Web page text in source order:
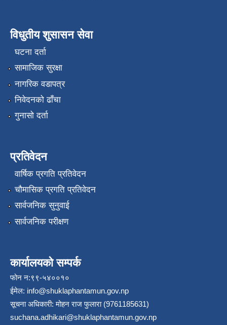
विधुतीय शुसासन सेवा
घटना दर्ता
सामाजिक सुरक्षा
नागरिक वडापत्र
निवेदनको ढाँचा
गुनासो दर्ता
प्रतिवेदन
वार्षिक प्रगति प्रतिवेदन
चौमासिक प्रगति प्रतिवेदन
सार्वजनिक सुनुवाई
सार्वजनिक परीक्षण
कार्यालयको सम्पर्क
फोन न:९९-५४००१०
ईमेल: info@shuklaphantamun.gov.np
सूचना अधिकारी: मोहन राज फुलारा (9761185631)
suchana.adhikari@shuklaphantamun.gov.np